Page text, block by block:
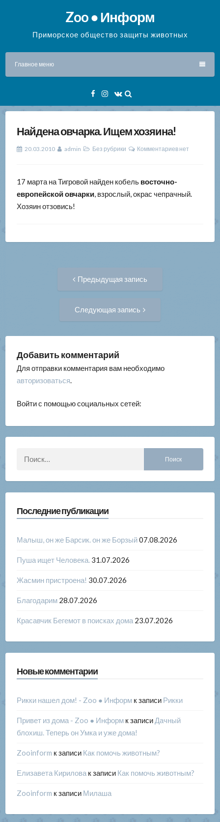
содержимому
Zoo ● Информ
Приморское общество защиты животных
Главное меню
Facebook
Instagram
VK
Найдена овчарка. Ищем хозяина!
20.03.2010 admin Без рубрики Комментариев нет
17 марта на Тигровой найден кобельвосточно-
европейской овчарки, взрослый, окрас чепрачный.
Хозяин отзовись!
Навигация
записям
Предыдущая запись
Следующая запись
Добавить комментарий
Для отправки комментария вам необходимо
авторизоваться.
Войти с помощью социальных сетей:
Последние публикации
Малыш, он же Барсик. он же Борзый07.08.2026
Пуша ищет Человека. 31.07.2026
Жасмин пристроена! 30.07.2026
Благодарим 28.07.2026
Красавчик Бегемот в поисках дома 23.07.2026
Новые комментарии
Рикки нашел дом! - Zoo ● Информк записи Рикки
Привет из дома - Zoo ● Информк записи Дачный
блохиш. Теперь он Умка и уже дома!
Zooinform к записи Как помочь животным?
Елизавета Кириловак записи Как помочь животным?
Zooinform к записи Милаша